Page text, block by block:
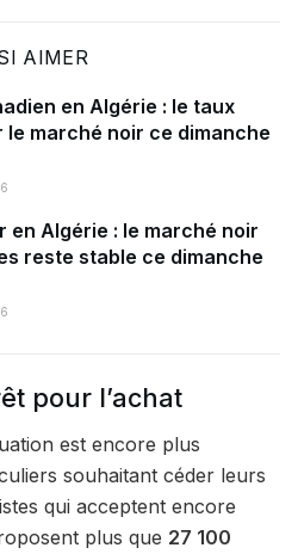
AIMER
en Algérie : le taux
le marché noir ce dimanche
en Algérie : le marché noir
reste stable ce dimanche
pour l’achat
est encore plus
souhaitant céder leurs
qui acceptent encore
plus que 27 100